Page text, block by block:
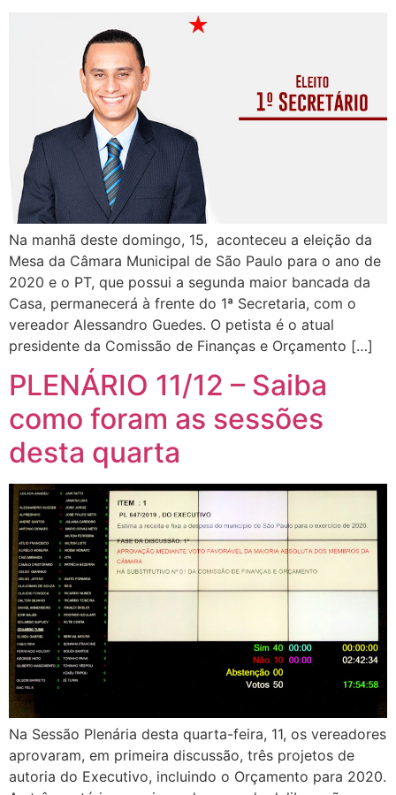
Na manhã deste domingo, 15, aconteceu a eleição da
Mesa da Câmara Municipal de São Paulo para o ano de
2020 e o PT, que possui a segunda maior bancada da
Casa, permanecerá à frente do 1ª Secretaria, com o
vereador Alessandro Guedes. O petista é o atual
presidente da Comissão de Finanças e Orçamento […]
PLENÁRIO 11/12 – Saiba
como foram as sessões
desta quarta
Na Sessão Plenária desta quarta-feira, 11, os vereadores
aprovaram, em primeira discussão, três projetos de
autoria do Executivo, incluindo o Orçamento para 2020.